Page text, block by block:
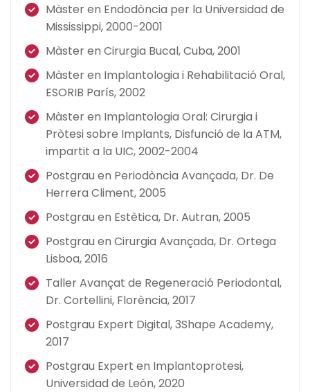
Màster en Endodòncia per la Universidad de
Mississippi, 2000-2001
Màster en Cirurgia Bucal, Cuba, 2001
Màster en Implantologia i Rehabilitació Oral,
ESORIB París, 2002
Màster en Implantologia Oral: Cirurgia i
Pròtesi sobre Implants, Disfunció de la ATM,
impartit a la UIC, 2002-2004
Postgrau en Periodòncia Avançada, Dr. De
Herrera Climent, 2005
Postgrau en Estètica, Dr. Autran, 2005
Postgrau en Cirurgia Avançada, Dr. Ortega
Lisboa, 2016
Taller Avançat de Regeneració Periodontal,
Dr. Cortellini, Florència, 2017
Postgrau Expert Digital, 3Shape Academy,
2017
Postgrau Expert en Implantoprotesi,
Universidad de León, 2020